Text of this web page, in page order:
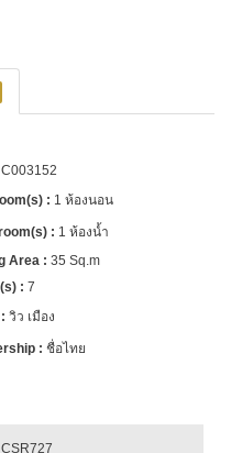
C003152
1 ห้องนอน
1 ห้องน้ำ
35 Sq.m
7
วิว เมือง
ชื่อไทย
CSR727